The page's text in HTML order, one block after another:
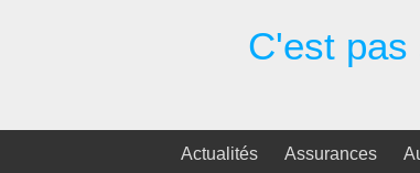
C'est pas
Actualités Assurances